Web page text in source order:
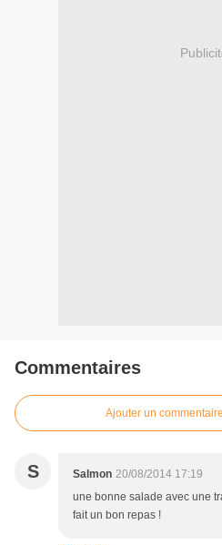
Commentaires
Ajouter un commentaire
S Salmon 20/08/2014 17:19
une bonne salade avec une
fait un bon repas !